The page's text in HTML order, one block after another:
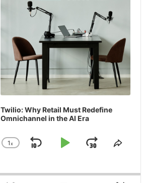
Twilio: Why Retail Must Redefine
Omnichannel in the AI Era
Change
1x
SkipPlayJumpShare